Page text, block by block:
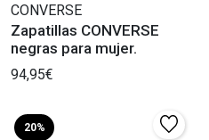
CONVERSE
Zapatillas CONVERSE
negras para mujer.
94,95€
20%